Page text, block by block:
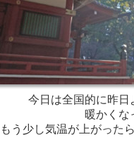
今日は全国的に昨日
暖かくな
もう少し気温が上がった